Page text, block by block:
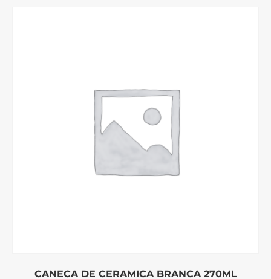
CANECA DE CERAMICA BRANCA 270ML